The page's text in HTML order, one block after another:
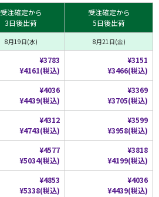
受注確定から
3日後出荷
受注確定から
5日後出荷
8月19日(水) 8月21日(金)
¥3783
¥4161(税込)
¥3151
¥3466(税込)
¥4036
¥4439(税込)
¥3369
¥3705(税込)
¥4312
¥4743(税込)
¥3599
¥3958(税込)
¥4577
¥5034(税込)
¥3818
¥4199(税込)
¥4853
¥5338(税込)
¥4036
¥4439(税込)